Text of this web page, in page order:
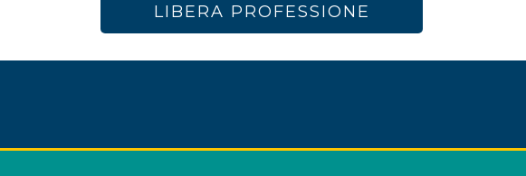
LIBERA PROFESSIONE